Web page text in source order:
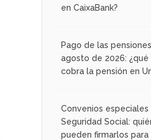
en CaixaBank?
Pago de las
agosto de 2026: ¿qué
cobra la pensión en
Convenios especiales
Seguridad Social:
pueden firmarlos para